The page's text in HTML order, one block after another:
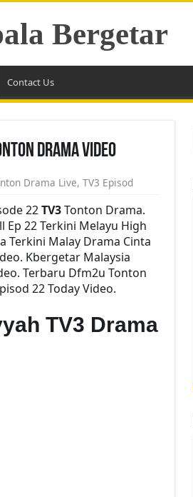
Bergetar
Contact Us
Drama Video
Drama Live, TV3 Episod
22TV3Tonton Drama.
Ep 22 Terkini Melayu High
Terkini Malay Drama Cinta
Kbergetar Malaysia
Terbaru Dfm2u Tonton
22 Today Video.
TV3 Drama